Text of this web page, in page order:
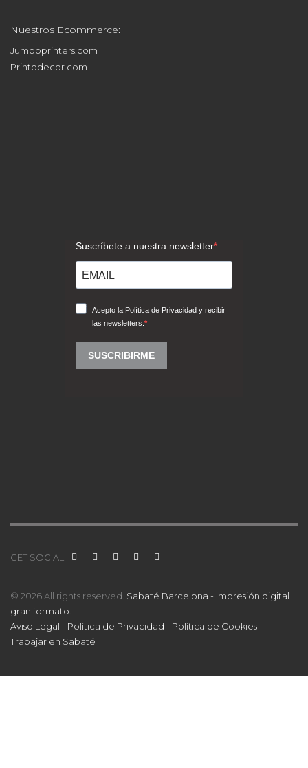
Nuestros Ecommerce:
Jumboprinters.com
Printodecor.com
GET SOCIAL
© 2026 All rights reserved. Sabaté Barcelona - Impresión digital
gran formato
Aviso Legal - Política de Privacidad - Política de Cookies -
Trabajar en Sabaté